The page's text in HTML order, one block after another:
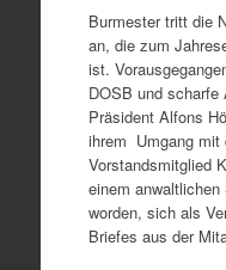
Burmester tritt die
an, die zum
ist.
DOSB und scharfe
Präsident Alfons
ihrem Umgang mit
Vorstandsmitglied
einem
worden, sich als
Briefes aus der